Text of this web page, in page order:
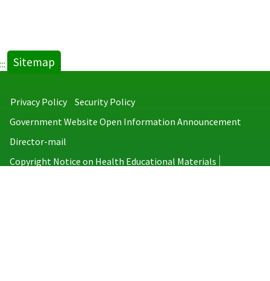
::: Sitemap
Privacy Policy
Security Policy
Government Website Open Information Announcement
Director-mail
Copyright Notice on Health Educational Materials